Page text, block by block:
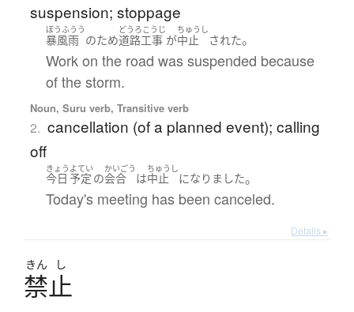
suspension; stoppage
ぼうふうう
暴風雨 のため
どうろこうじ
道路工事 が
ちゅうし
中止 された。
Work on the road was suspended because
of the storm.
Noun, Suru verb, Transitive verb
2. cancellation (of a planned event); calling
off
きょう
今日
よてい
予定 の
かいごう
会合 は
ちゅうし
中止 になりました。
Today's meeting has been canceled.
Details ▸
きん し
禁止